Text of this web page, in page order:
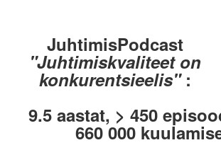
JuhtimisPodcast
"Juhtimiskvaliteet on
konkurentsieelis" :
9.5 aastat, > 450
660 000